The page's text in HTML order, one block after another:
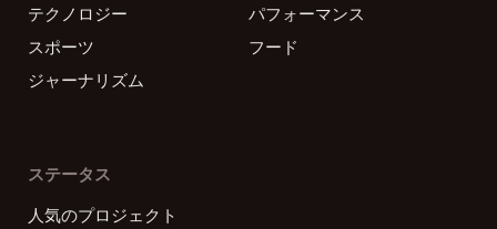
テクノロジー
パフォーマンス
スポーツ
フード
ジャーナリズム
ステータス
人気のプロジェクト